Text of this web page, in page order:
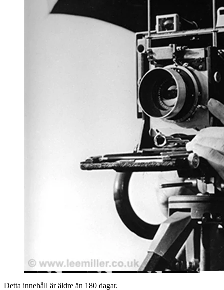
Detta innehåll är äldre än 180 dagar.